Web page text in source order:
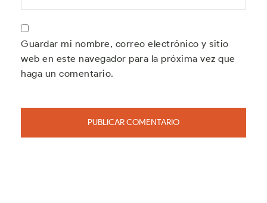
Guardar mi nombre, correo electrónico y sitio
web en este navegador para la próxima vez que
haga un comentario.